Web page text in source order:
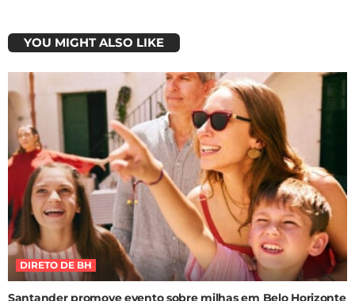
YOU MIGHT ALSO LIKE
DIRETO DE BH
Santander promove evento sobre milhas em Belo Horizonte